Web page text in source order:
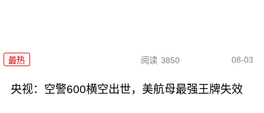
最热 阅读 3850 08-03
央视：空警600横空出世，美航母最强王牌失效